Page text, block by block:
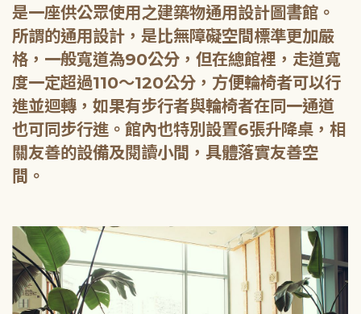
是一座供公眾使用之建築物通用設計圖書館。
所謂的通用設計，是比無障礙空間標準更加嚴
格，一般寬道為90公分，但在總館裡，走道寬
度一定超過110～120公分，方便輪椅者可以行
進並迴轉，如果有步行者與輪椅者在同一通道
也可同步行進。館內也特別設置6張升降桌，相
關友善的設備及閱讀小間，具體落實友善空
間。